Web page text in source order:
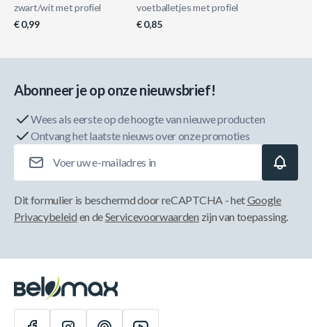
zwart/wit met profiel
€ 0,99
voetballetjes met profiel
€ 0,85
Abonneer je op onze nieuwsbrief!
Wees als eerste op de hoogte van nieuwe producten
Ontvang het laatste nieuws over onze promoties
Dit formulier is beschermd door reCAPTCHA - hetGoogle
Privacybeleid en deServicevoorwaarden zijn van toepassing.